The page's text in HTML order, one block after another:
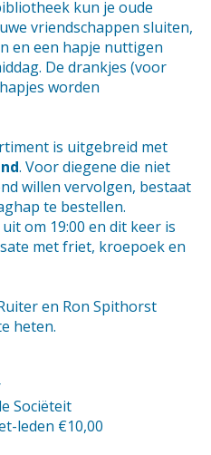
kun je oude
vriendschappen sluiten,
en een hapje nuttigen
De drankjes (voor
worden
is uitgebreid met
. Voor diegene die niet
willen vervolgen, bestaat
te bestellen.
om 19:00 en dit keer is
met friet, kroepoek en
en Ron Spithorst
heten.
Sociëteit
leden €10,00